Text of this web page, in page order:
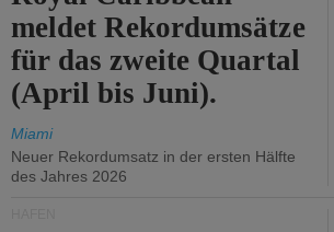
meldet Rekordumsätze
für das zweite Quartal
(April bis Juni).
Miami
Neuer Rekordumsatz in der ersten Hälfte
des Jahres 2026